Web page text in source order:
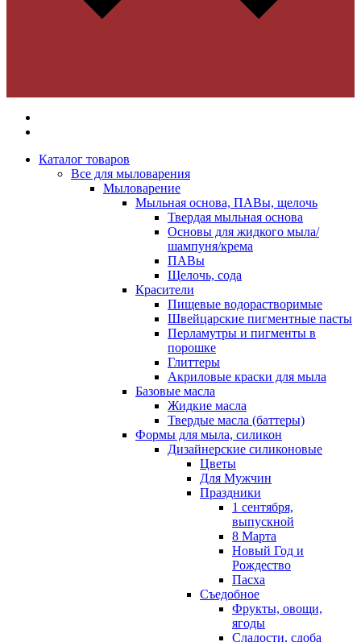
Каталог товаров
Все для мыловарения
Мыловарение
Мыльная основа, ПАВы, щелочь
Твердая мыльная основа
Основы для жидкого мыла/
шампуня/крема
ПАВы
Щелочь, сода
Красители
Пищевые водорастворимые
Швейцарские пигментные пасты
Перламутры и пигменты в
порошке
Глиттеры
Акриловые краски для мыла
Базовые масла
Жидкие масла
Твердые масла (баттеры)
Формы для мыла, силикон
Дизайнерские силиконовые
Цветы
Для Мужчин
Праздники
1 сентября,
выпускной
8 Марта
Новый Год и
Рождество
Пасха
Съедобное
Фрукты, овощи,
ягоды
Сладости, сдоба